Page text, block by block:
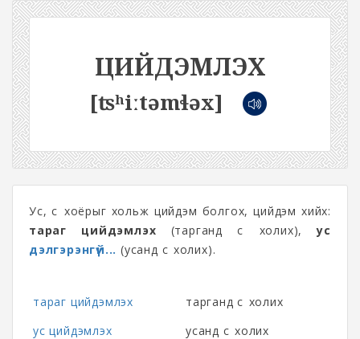
ЦИЙДЭМЛЭХ
[ʦʰiːtəmɬəx]
Ус, сүү хоёрыг хольж цийдэм болгох, цийдэм хийх:
тараг цийдэмлэх (тарганд сүү холих),ус
дэлгэрэнгүй... (усанд сүү холих).
тараг цийдэмлэх
тарганд сүү холих
ус цийдэмлэх
усанд сүү холих